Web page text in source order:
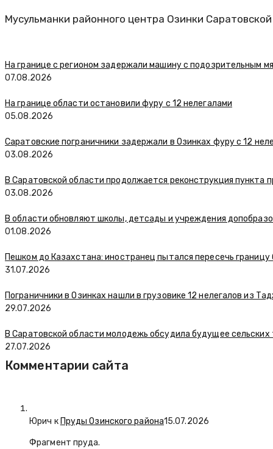
Мусульманки районного центра Озинки
На границе с регионом задержали машину с подозрительным
07.08.2026
На границе области остановили фуру с 12 нелегалами
05.08.2026
Саратовские пограничники задержали в Озинках фуру с 12
03.08.2026
В Саратовской области продолжается реконструкция пункта
03.08.2026
В области обновляют школы, детсады и учреждения
01.08.2026
Пешком до Казахстана: иностранец пытался пересечь
31.07.2026
Пограничники в Озинках нашли в грузовике 12 нелегалов из
29.07.2026
В Саратовской области молодежь обсудила будущее сельских
27.07.2026
Комментарии сайта
Юрич к Пруды Озинского района15.07.2026
Фрагмент пруда.